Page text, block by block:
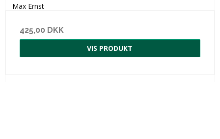
Max Ernst
425,00 DKK
VIS PRODUKT